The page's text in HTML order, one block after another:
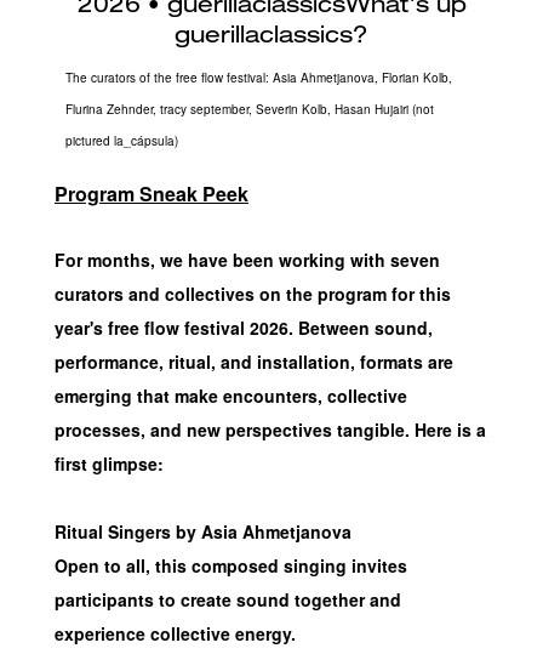
The curators of the free flow festival: Asia Ahmetjanova, Florian Kolb,
Flurina Zehnder, tracy september, Severin Kolb, Hasan Hujairi (not
pictured la_cápsula)
Program Sneak Peek
For months, we have been working with seven
curators and collectives on the program for this
year's free flow festival 2026. Between sound,
performance, ritual, and installation, formats are
emerging that make encounters, collective
processes, and new perspectives tangible. Here is a
first glimpse:
Ritual Singers by Asia Ahmetjanova
Open to all, this composed singing invites
participants to create sound together and
experience collective energy.